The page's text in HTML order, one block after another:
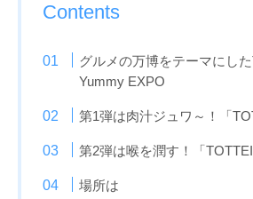
Contents
グルメの万博をテーマにし
Yummy EXPO
第1弾は肉汁ジュワ～！「
第2弾は喉を潤す！「TOTTEI
場所は